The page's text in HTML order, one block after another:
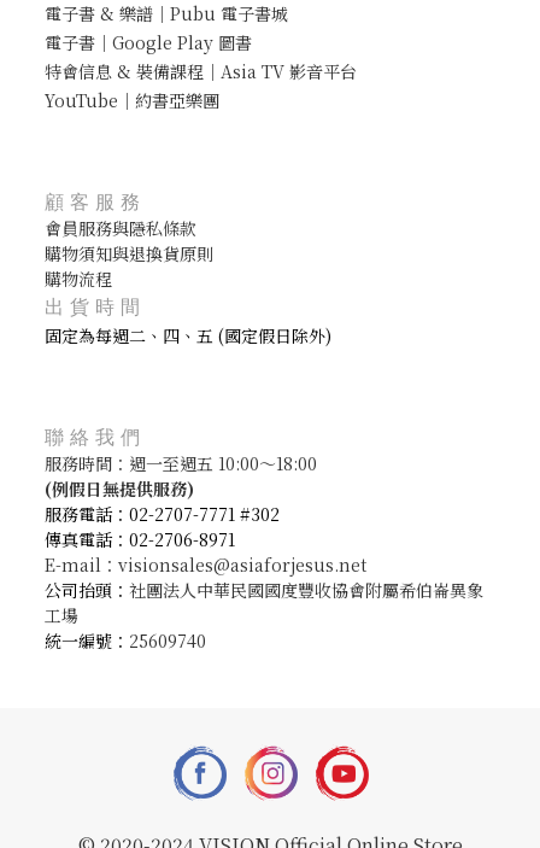
電子書 & 樂譜｜Pubu 電子書城
電子書｜Google Play 圖書
特會信息 & 裝備課程｜Asia TV 影音平台
YouTube｜約書亞樂團
顧客服務
會員服務與隱私條款
購物須知與退換貨原則
購物流程
出貨時間
固定為每週二、四、五 (國定假日除外)
聯絡我們
服務時間：週一至週五 10:00～18:00
(例假日無提供服務)
服務電話：02-2707-7771 #302
傳真電話：02-2706-8971
E-mail：visionsales@asiaforjesus.net
公司抬頭： 社團法人中華民國國度豐收協會附屬希伯崙異象
工場
統一編號： 25609740